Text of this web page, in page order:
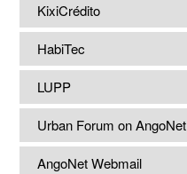
KixiCrédito
HabiTec
LUPP
Urban Forum on AngoNet
AngoNet Webmail